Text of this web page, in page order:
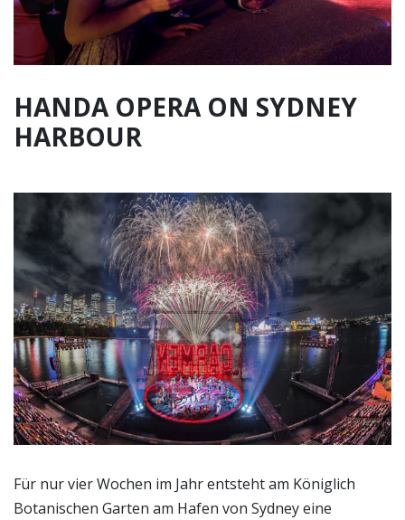
HANDA OPERA ON SYDNEY
HARBOUR
Für nur vier Wochen im Jahr entsteht am Königlich
Botanischen Garten am Hafen von Sydney eine